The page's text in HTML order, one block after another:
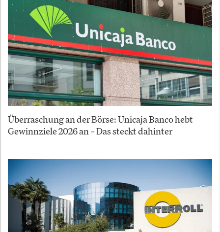
Überraschung an der Börse: Unicaja Banco hebt
Gewinnziele 2026 an – Das steckt dahinter